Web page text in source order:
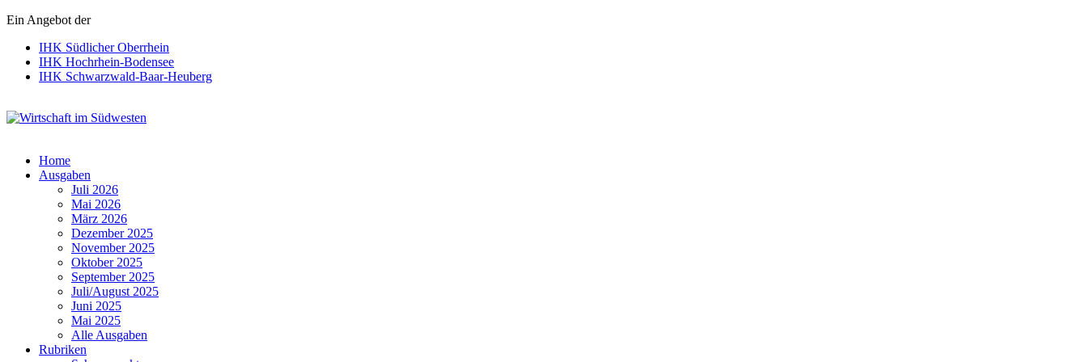
Ein Angebot der
IHK Südlicher Oberrhein
IHK Hochrhein-Bodensee
IHK Schwarzwald-Baar-Heuberg
Home
Ausgaben
Juli 2026
Mai 2026
März 2026
Dezember 2025
November 2025
Oktober 2025
September 2025
Juli/August 2025
Juni 2025
Mai 2025
Alle Ausgaben
Rubriken